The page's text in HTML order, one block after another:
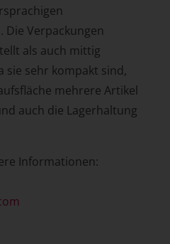
Verpackungen
als auch mittig
sie sehr kompakt sind,
mehrere Artikel
auch die Lagerhaltung
Informationen: